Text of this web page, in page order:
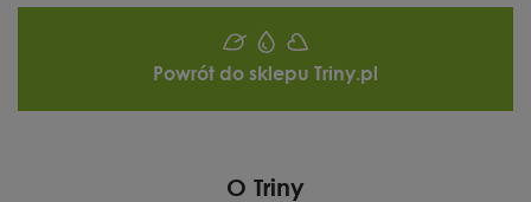
Powrót do sklepu Triny.pl
O Triny